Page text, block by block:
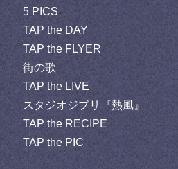
5 PICS
TAP the DAY
TAP the FLYER
街の歌
TAP the LIVE
スタジオジブリ『熱風』
TAP the RECIPE
TAP the PIC